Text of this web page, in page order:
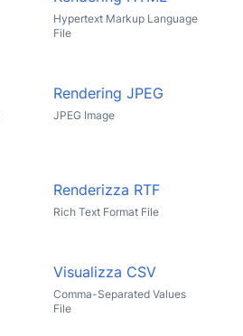
Hypertext Markup Language
File
Rendering JPEG
JPEG Image
Renderizza RTF
Rich Text Format File
Visualizza CSV
Comma-Separated Values
File